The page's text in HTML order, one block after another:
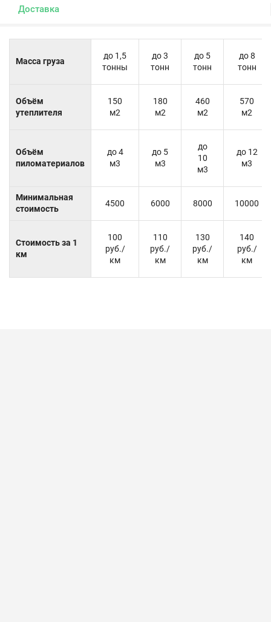
Доставка
Масса груза
до 1,5
тонны
до 3
тонн
до 5
тонн
до 8
тонн
Объём
утеплителя
150
м2
180
м2
460
м2
570
м2
Объём
пиломатериалов
до 4
м3
до 5
м3
до
10
м3
до 12
м3
Минимальная
стоимость
4500 6000 8000 10000
Стоимость за 1
км
100
руб./
км
110
руб./
км
130
руб./
км
140
руб./
км